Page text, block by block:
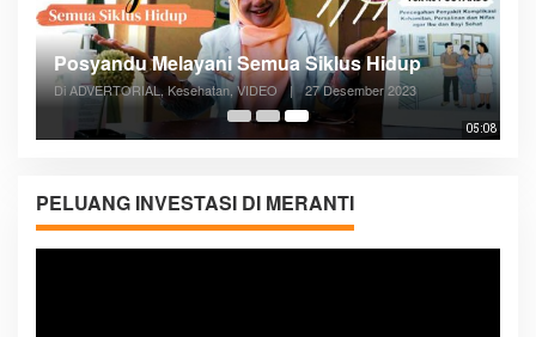
05:08
Posyandu Melayani Semua Siklus Hidup
Di ADVERTORIAL, Kesehatan, VIDEO | 27 Desember 2023
PELUANG INVESTASI DI MERANTI
Pemutar